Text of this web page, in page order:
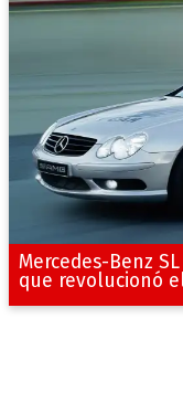
Mercedes-Benz
que revolucionó